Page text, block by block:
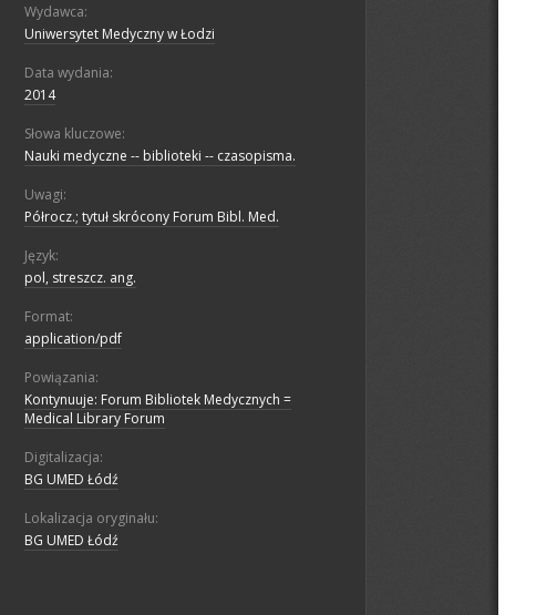
Wydawca:
Uniwersytet Medyczny w Łodzi
Data wydania:
2014
Słowa kluczowe:
Nauki medyczne -- biblioteki -- czasopisma.
Uwagi:
Półrocz.; tytuł skrócony Forum Bibl. Med.
Język:
pol, streszcz. ang.
Format:
application/pdf
Powiązania:
Kontynuuje: Forum Bibliotek Medycznych =
Medical Library Forum
Digitalizacja:
BG UMED Łódź
Lokalizacja oryginału:
BG UMED Łódź